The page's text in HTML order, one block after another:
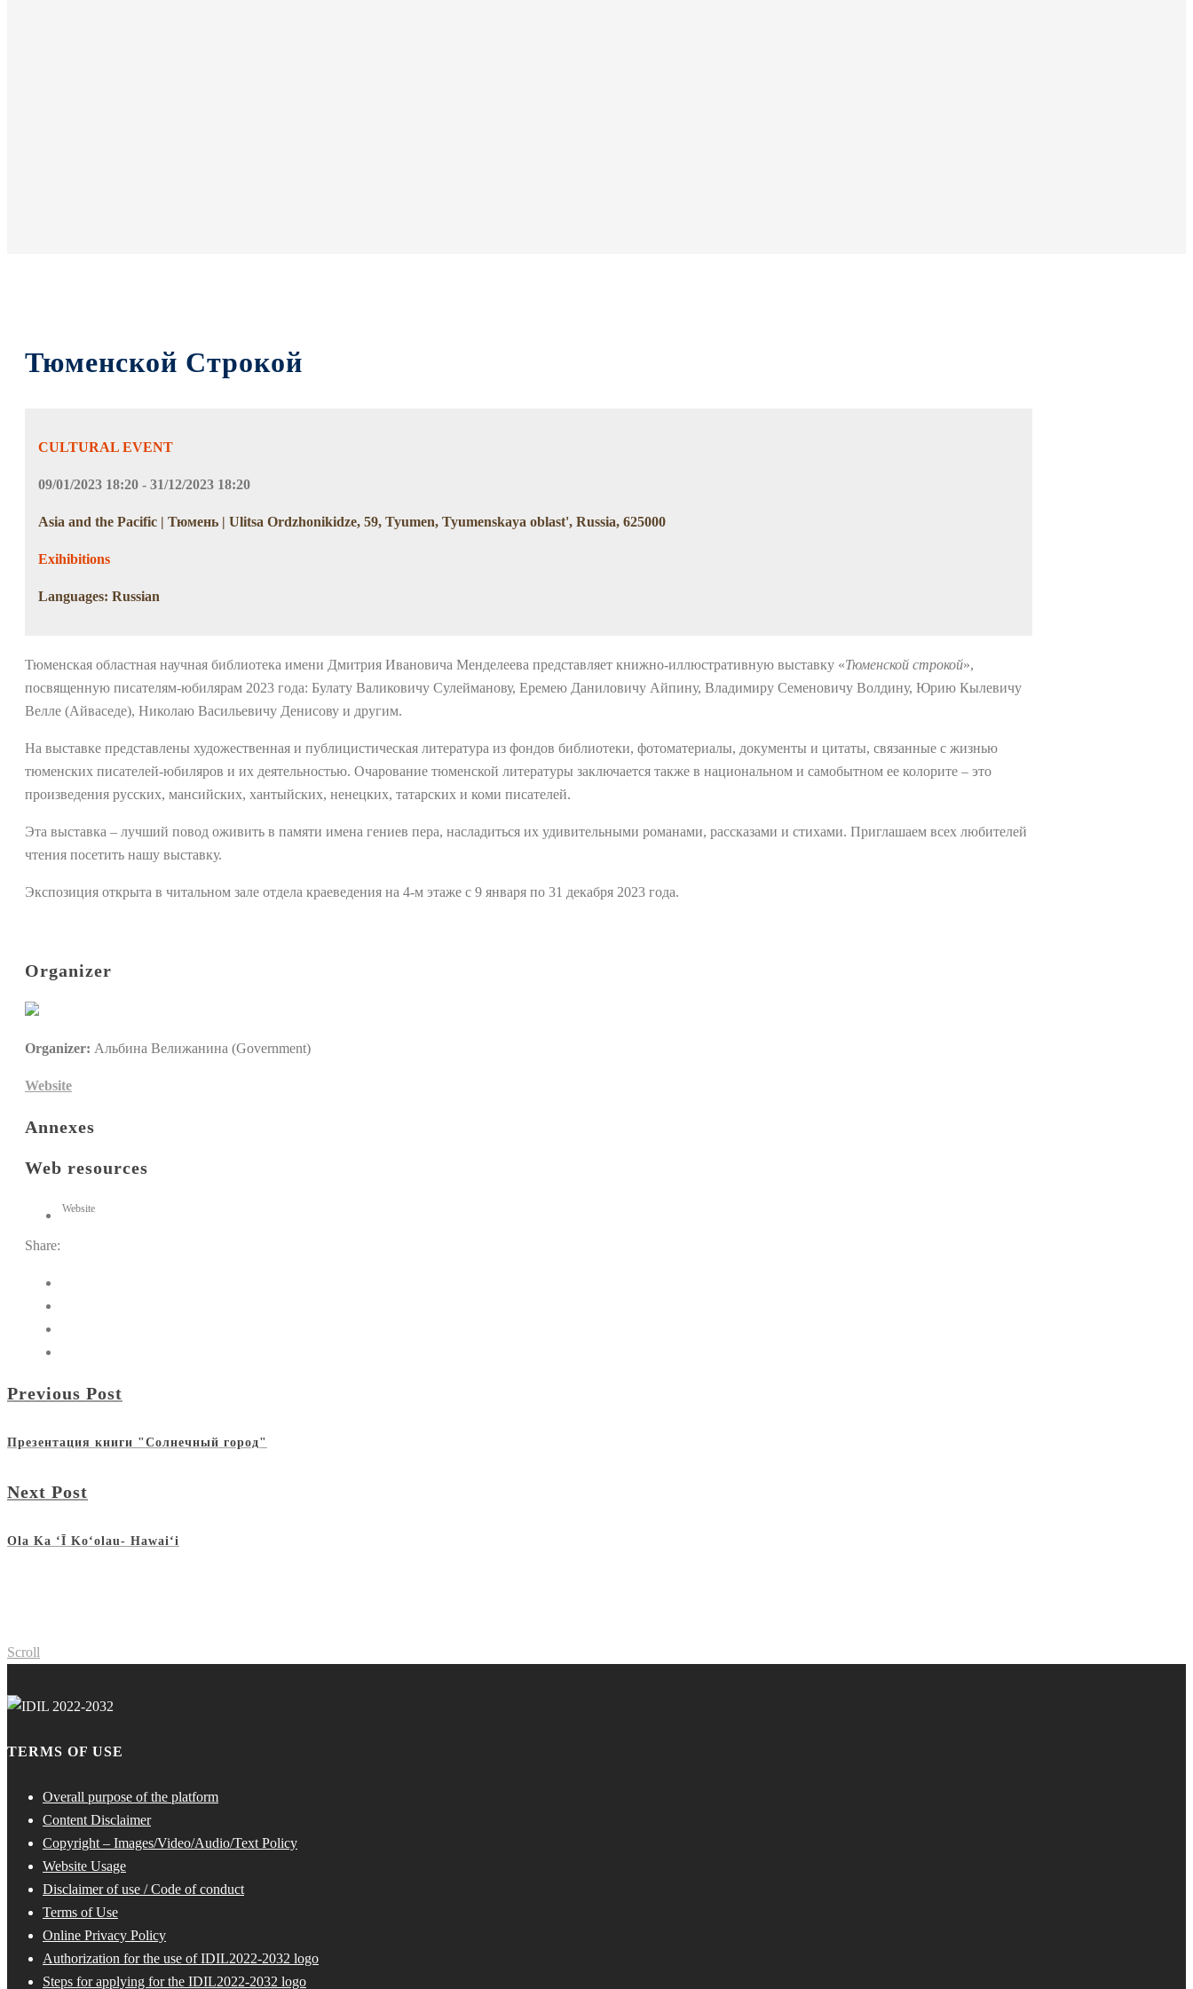
Тюменской Строкой
CULTURAL EVENT
09/01/2023 18:20 - 31/12/2023 18:20
Asia and the Pacific | Тюмень | Ulitsa Ordzhonikidze, 59, Tyumen, Tyumenskaya oblast', Russia, 625000
Exihibitions
Languages: Russian
Тюменская областная научная библиотека имени Дмитрия Ивановича Менделеева представляет книжно-иллюстративную выставку «Тюменской строкой»,
посвященную писателям-юбилярам 2023 года: Булату Валиковичу Сулейманову, Еремею Даниловичу Айпину, Владимиру Семеновичу Волдину, Юрию Кылевичу
Велле (Айваседе), Николаю Васильевичу Денисову и другим.
На выставке представлены художественная и публицистическая литература из фондов библиотеки, фотоматериалы, документы и цитаты, связанные с жизнью
тюменских писателей-юбиляров и их деятельностью. Очарование тюменской литературы заключается также в национальном и самобытном ее колорите – это
произведения русских, мансийских, хантыйских, ненецких, татарских и коми писателей.
Эта выставка – лучший повод оживить в памяти имена гениев пера, насладиться их удивительными романами, рассказами и стихами. Приглашаем всех любителей
чтения посетить нашу выставку.
Экспозиция открыта в читальном зале отдела краеведения на 4-м этаже с 9 января по 31 декабря 2023 года.
Organizer
Organizer: Альбина Велижанина (Government)
Website
Annexes
Web resources
Website
Share:
Previous Post
Презентация книги "Солнечный город"
Next Post
Ola Ka ʻĪ Koʻolau- Hawaiʻi
Scroll
TERMS OF USE
Overall purpose of the platform
Content Disclaimer
Copyright – Images/Video/Audio/Text Policy
Website Usage
Disclaimer of use / Code of conduct
Terms of Use
Online Privacy Policy
Authorization for the use of IDIL2022-2032 logo
Steps for applying for the IDIL2022-2032 logo